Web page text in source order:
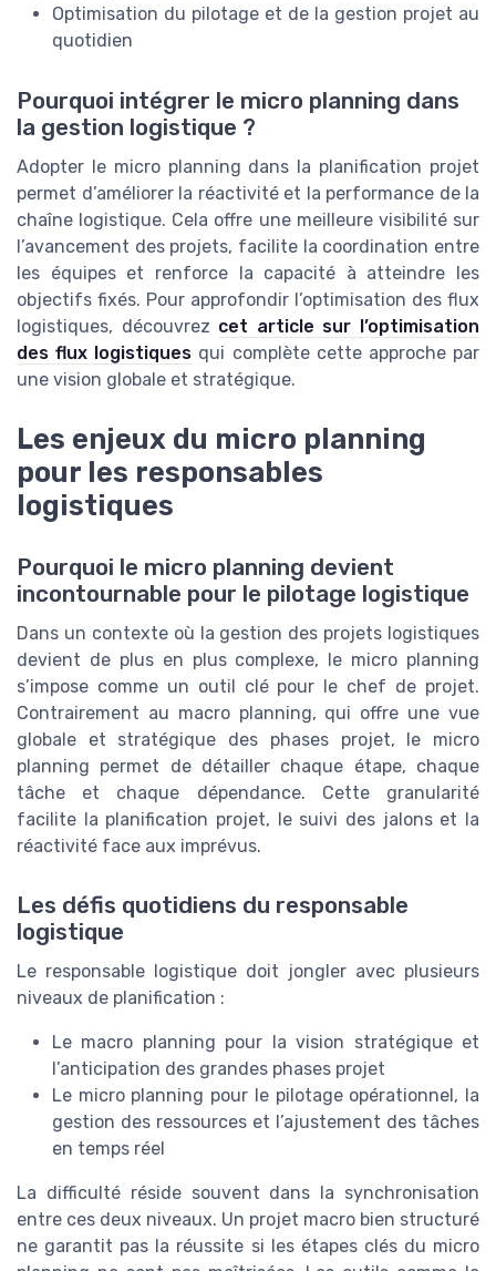
Optimisation du pilotage et de la gestion projet au
quotidien
Pourquoi intégrer le micro planning dans
la gestion logistique ?
Adopter le micro planning dans la planification projet
permet d’améliorer la réactivité et la performance de la
chaîne logistique. Cela offre une meilleure visibilité sur
l’avancement des projets, facilite la coordination entre
les équipes et renforce la capacité à atteindre les
objectifs fixés. Pour approfondir l’optimisation des flux
logistiques, découvrez cet article sur l’optimisation
des flux logistiques qui complète cette approche par
une vision globale et stratégique.
Les enjeux du micro planning
pour les responsables
logistiques
Pourquoi le micro planning devient
incontournable pour le pilotage logistique
Dans un contexte où la gestion des projets logistiques
devient de plus en plus complexe, le micro planning
s’impose comme un outil clé pour le chef de projet.
Contrairement au macro planning, qui offre une vue
globale et stratégique des phases projet, le micro
planning permet de détailler chaque étape, chaque
tâche et chaque dépendance. Cette granularité
facilite la planification projet, le suivi des jalons et la
réactivité face aux imprévus.
Les défis quotidiens du responsable
logistique
Le responsable logistique doit jongler avec plusieurs
niveaux de planification :
Le macro planning pour la vision stratégique et
l’anticipation des grandes phases projet
Le micro planning pour le pilotage opérationnel, la
gestion des ressources et l’ajustement des tâches
en temps réel
La difficulté réside souvent dans la synchronisation
entre ces deux niveaux. Un projet macro bien structuré
ne garantit pas la réussite si les étapes clés du micro